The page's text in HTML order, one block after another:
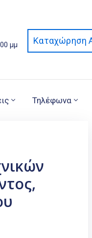
μμ Καταχώρηση
Τηλέφωνα